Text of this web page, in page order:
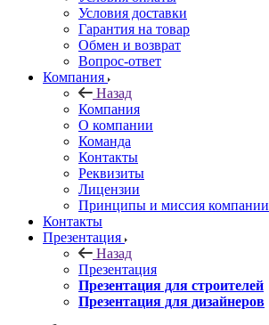
Условия доставки
Гарантия на товар
Обмен и возврат
Вопрос-ответ
Компания
Назад
Компания
О компании
Команда
Контакты
Реквизиты
Лицензии
Принципы и миссия компании
Контакты
Презентация
Назад
Презентация
Презентация для строителей
Презентация для дизайнеров